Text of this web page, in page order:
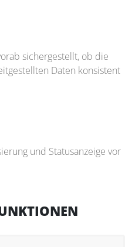
sichergestellt, ob die
Daten konsistent
und Statusanzeige vor